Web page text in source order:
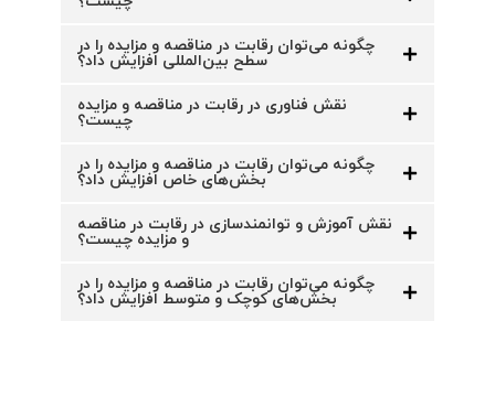
چگونه می‌توان رقابت در مناقصه و مزایده را در
سطح بین‌المللی افزایش داد؟
نقش فناوری در رقابت در مناقصه و مزایده
چیست؟
چگونه می‌توان رقابت در مناقصه و مزایده را در
بخش‌های خاص افزایش داد؟
نقش آموزش و توانمندسازی در رقابت در مناقصه
و مزایده چیست؟
چگونه می‌توان رقابت در مناقصه و مزایده را در
بخش‌های کوچک و متوسط افزایش داد؟